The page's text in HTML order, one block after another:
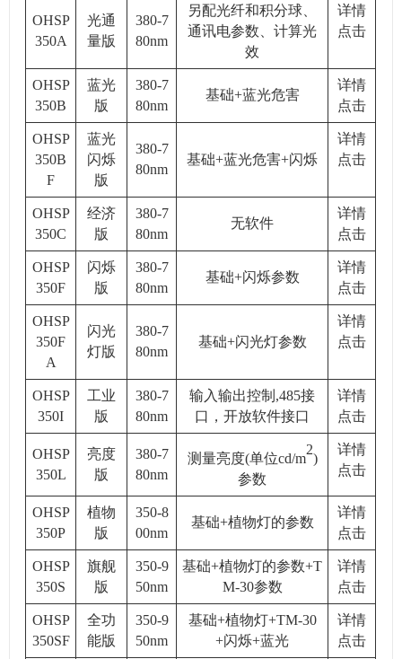
OHSP
350A
光通
量版
380-7
80nm
另配光纤和积分球、
通讯电参数、计算光
效
详情
点击
OHSP
350B
蓝光
版
380-7
80nm
基础+蓝光危害
详情
点击
OHSP
350B
F
蓝光
闪烁
版
380-7
80nm
基础+蓝光危害+闪烁
详情
点击
OHSP
350C
经济
版
380-7
80nm
无软件
详情
点击
OHSP
350F
闪烁
版
380-7
80nm
基础+闪烁参数
详情
点击
OHSP
350F
A
闪光
灯版
380-7
80nm
基础+闪光灯参数
详情
点击
OHSP
350I
工业
版
380-7
80nm
输入输出控制,485接
口，开放软件接口
详情
点击
OHSP
350L
亮度
版
380-7
80nm
测量亮度(单位cd/m
2
)
参数
详情
点击
OHSP
350P
植物
版
350-8
00nm
基础+植物灯的参数
详情
点击
OHSP
350S
旗舰
版
350-9
50nm
基础+植物灯的参数+T
M-30参数
详情
点击
OHSP
350SF
全功
能版
350-9
50nm
基础+植物灯+TM-30
+闪烁+蓝光
详情
点击